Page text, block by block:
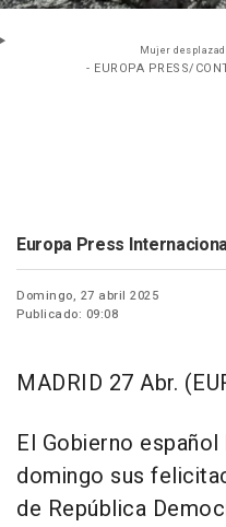
Mujer
- EUROPA PRESS/
Europa Press
Domingo, 27 abril 2025
Publicado: 09:08
MADRID 27 Abr.
El Gobierno
domingo sus
de República